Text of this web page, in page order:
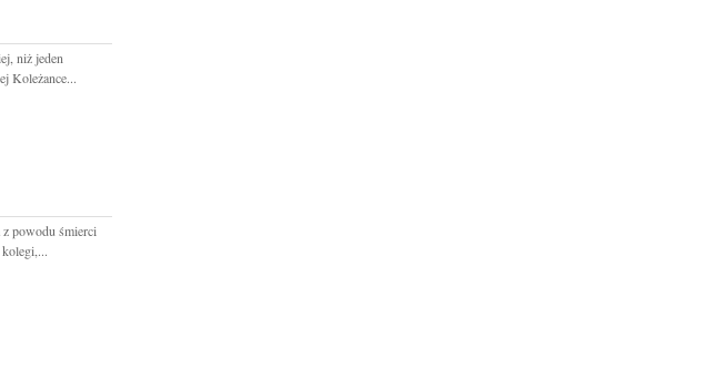
niż jeden
Koleżance...
z powodu śmierci